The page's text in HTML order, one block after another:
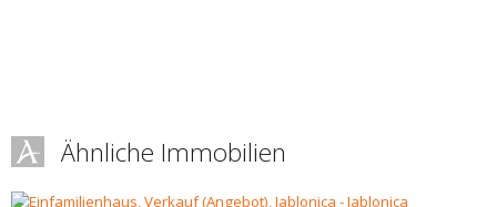
Ähnliche Immobilien